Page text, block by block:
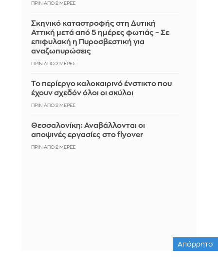
ΠΡΙΝ ΑΠΌ 2 ΜΈΡΕΣ
Σκηνικό καταστροφής στη Δυτική
Αττική μετά από 5 ημέρες φωτιάς – Σε
επιφυλακή η Πυροσβεστική για
αναζωπυρώσεις
ΠΡΙΝ ΑΠΌ 2 ΜΈΡΕΣ
Το περίεργο καλοκαιρινό ένστικτο που
έχουν σχεδόν όλοι οι σκύλοι
ΠΡΙΝ ΑΠΌ 2 ΜΈΡΕΣ
Θεσσαλονίκη: Αναβάλλονται οι
αποψινές εργασίες στο flyover
ΠΡΙΝ ΑΠΌ 2 ΜΈΡΕΣ
Απόρρητο